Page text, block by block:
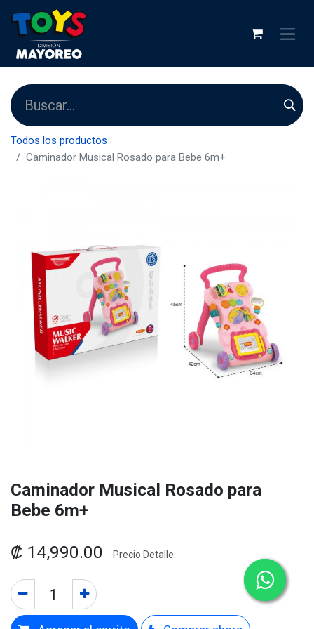
Todos los productos
Caminador Musical Rosado para Bebe 6m+
Caminador Musical Rosado para
Bebe 6m+
₡ 14,990.00 Precio Detalle.